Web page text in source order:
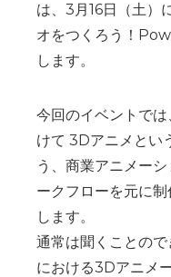
は、3月16日（土）
オをつくろう！
します。
今回のイベントで
けて 3Dアニメとい
う、商業アニメー
ークフローを元に
します。
通常は聞くことの
における3Dアニメ